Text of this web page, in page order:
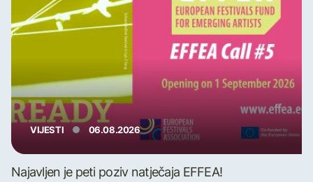
VIJESTI 06.08.2026
Najavljen je peti poziv natječaja EFFEA!